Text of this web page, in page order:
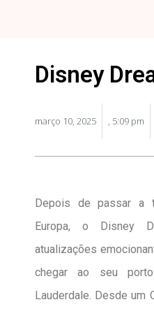
Disney
março 10, 2025 5:09 pm
Depois de passar a
Europa, o Disney
atualizações
chegar ao seu
Lauderdale. Desde um